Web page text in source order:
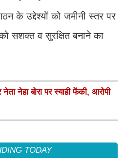
के उद्देश्यों को जमीनी स्तर पर
सशक्त व सुरक्षित बनाने का
नेता नेहा बोरा पर स्याही फेंकी, आरोपी
TODAY